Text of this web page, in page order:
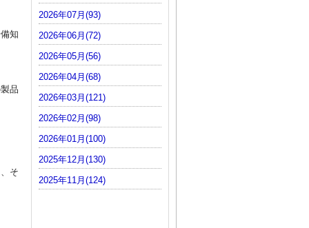
知
品
そ
2026年07月(93)
2026年06月(72)
2026年05月(56)
2026年04月(68)
2026年03月(121)
2026年02月(98)
2026年01月(100)
2025年12月(130)
2025年11月(124)